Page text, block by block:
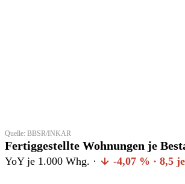
Quelle: BBSR/INKAR
Fertiggestellte Wohnungen je
YoY je 1.000 Whg. · -4,07 % · 8,5